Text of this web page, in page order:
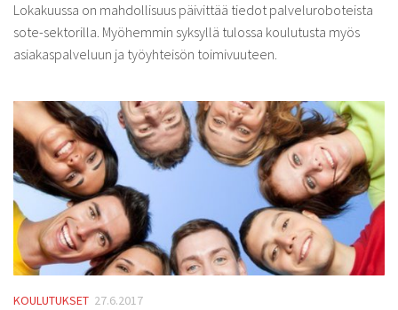
Lokakuussa on mahdollisuus päivittää tiedot palveluroboteista
sote-sektorilla. Myöhemmin syksyllä tulossa koulutusta myös
asiakaspalveluun ja työyhteisön toimivuuteen.
KOULUTUKSET 27.6.2017